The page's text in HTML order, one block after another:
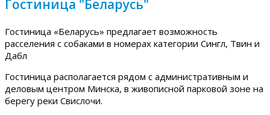
Гостиница "Беларусь"
Гостиница «Беларусь» предлагает возможность
расселения с собаками в номерах категории Сингл, Твин и
Дабл
Гостиница располагается рядом с административным и
деловым центром Минска, в живописной парковой зоне на
берегу реки Свислочи.